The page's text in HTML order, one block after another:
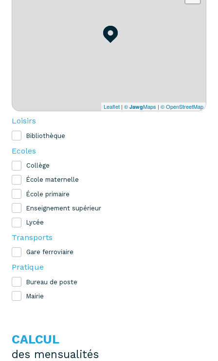
Leaflet | © JawgMaps | © OpenStreetMap
Loisirs
Bibliothèque
Ecoles
Collège
École maternelle
École primaire
Enseignement supérieur
Lycée
Transports
Gare ferroviaire
Pratique
Bureau de poste
Mairie
CALCUL
des mensualités